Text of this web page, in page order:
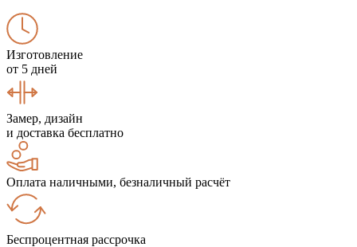
Изготовление
от 5 дней
Замер, дизайн
и доставка бесплатно
Оплата наличными, безналичный расчёт
Беспроцентная рассрочка